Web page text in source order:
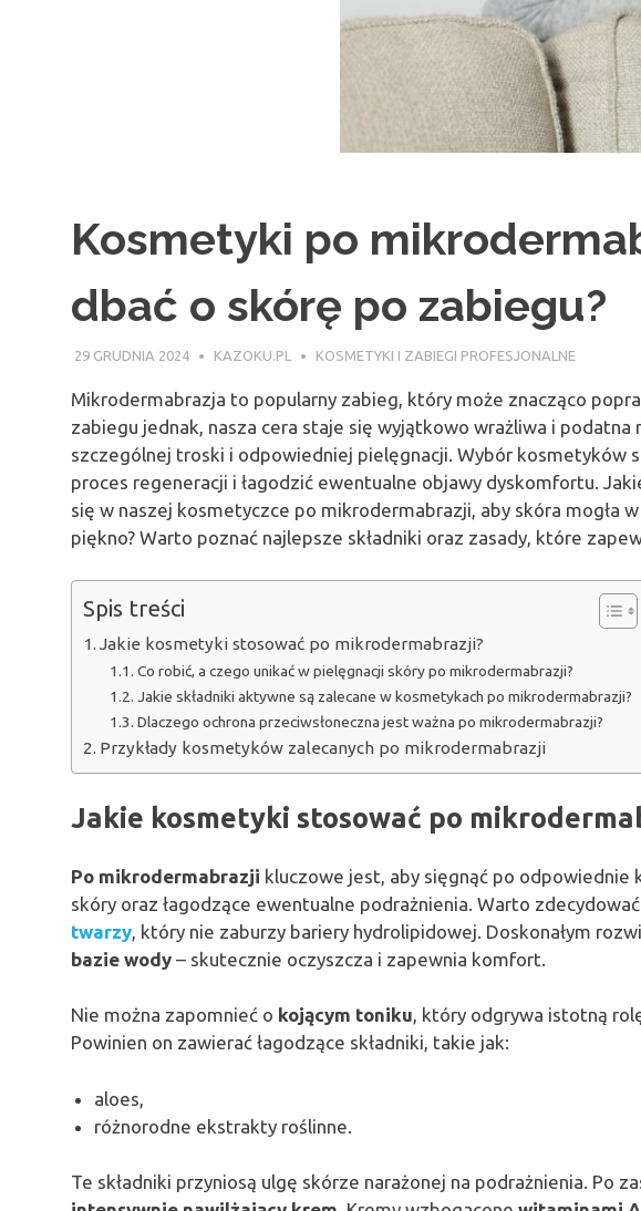
Kosmetyki po
dbać o skórę po zabiegu?
29 GRUDNIA 2024 KAZOKU.PL KOSMETYKI I ZABIEGI PROFESJONALNE
Mikrodermabrazja to popularny zabieg, który może znacząco
zabiegu jednak, nasza cera staje się wyjątkowo wrażliwa i podatna
szczególnej troski i odpowiedniej pielęgnacji. Wybór kosmetyków
proces regeneracji i łagodzić ewentualne objawy dyskomfortu.
się w naszej kosmetyczce po mikrodermabrazji, aby skóra mogła
piękno? Warto poznać najlepsze składniki oraz zasady, które
Spis treści
Jakie kosmetyki stosować po mikrodermabrazji?
Co robić, a czego unikać w pielęgnacji skóry po mikrodermabrazji?
Jakie składniki aktywne są zalecane w kosmetykach po mikrodermabrazji?
Dlaczego ochrona przeciwsłoneczna jest ważna po mikrodermabrazji?
Przykłady kosmetyków zalecanych po mikrodermabrazji
Jakie kosmetyki stosować po
Po mikrodermabrazji kluczowe jest, aby sięgnąć po
skóry oraz łagodzące ewentualne podrażnienia. Warto
twarzy, który nie zaburzy bariery hydrolipidowej. Doskonałym
bazie wody – skutecznie oczyszcza i zapewnia komfort.
Nie można zapomnieć o kojącym toniku, który odgrywa istotną
Powinien on zawierać łagodzące składniki, takie jak:
aloes,
różnorodne ekstrakty roślinne.
Te składniki przyniosą ulgę skórze narażonej na podrażnienia. Po